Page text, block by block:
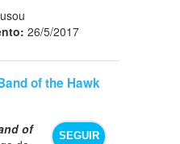
26/5/2017
of the Hawk
SEGUIR
of